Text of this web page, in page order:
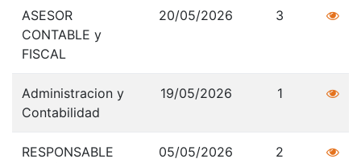
ASESOR
CONTABLE y
FISCAL
20/05/2026 3
Administracion y
Contabilidad
19/05/2026 1
RESPONSABLE
05/05/2026 2